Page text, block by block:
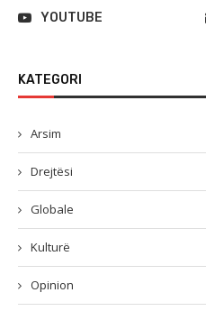
YOUTUBE
KATEGORI
Arsim
Drejtësi
Globale
Kulturë
Opinion